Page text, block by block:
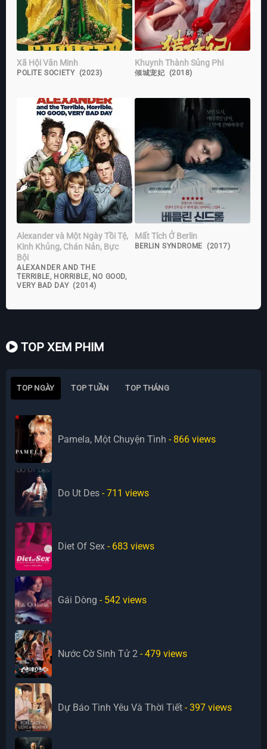
Xã Hội Văn Minh
POLITE SOCIETY (2023)
Khuynh Thành Sủng Phi
倾城宠妃 (2018)
Alexander và Một Ngày Tồi Tệ,
Kinh Khủng, Chán Nản, Bực
Bội
ALEXANDER AND THE
TERRIBLE, HORRIBLE, NO GOOD,
VERY BAD DAY (2014)
Mất Tích Ở Berlin
BERLIN SYNDROME (2017)
TOP XEM PHIM
TOP NGÀY TOP TUẦN TOP THÁNG
Pamela, Một Chuyện Tình - 866 views
Do Ut Des - 711 views
Diet Of Sex - 683 views
Gái Dòng - 542 views
Nước Cờ Sinh Tử 2 - 479 views
Dự Báo Tình Yêu Và Thời Tiết - 397 views